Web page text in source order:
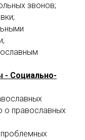
звонов;
- Социально-
о православных
проблемных